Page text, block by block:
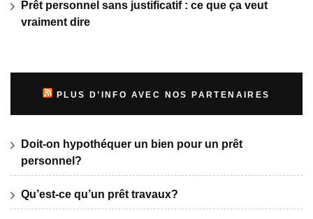
Prêt personnel sans justificatif : ce que ça veut
vraiment dire
PLUS D’INFO AVEC NOS PARTENAIRES
Doit-on hypothéquer un bien pour un prêt
personnel?
Qu’est-ce qu’un prêt travaux?